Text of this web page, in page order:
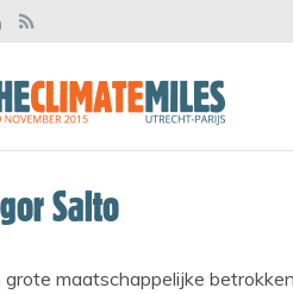
Salto
grote maatschappelijke